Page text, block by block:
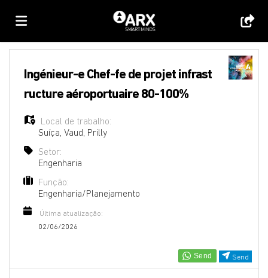
emprego
te
Iniciar
sessão
Língua
EN
Send
Ingénieur-e Chef-fe de projet infrast
ructure aéroportuaire 80-100%
Local de trabalho:
Suíça Vaud Prilly
Setor:
Engenharia
Função:
Engenharia/Planejamento
Última atualização:
02/06/2026